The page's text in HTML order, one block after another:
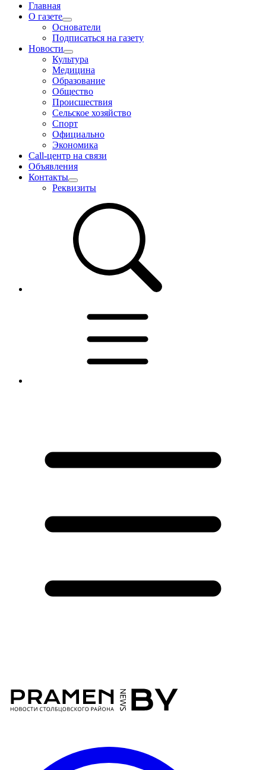
Главная
О газете
Основатели
Подписаться на газету
Новости
Культура
Медицина
Образование
Общество
Происшествия
Сельское хозяйство
Спорт
Официально
Экономика
Call-центр на связи
Объявления
Контакты
Реквизиты